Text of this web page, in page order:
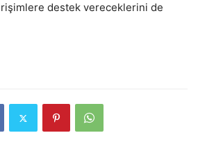
destek vereceklerini de